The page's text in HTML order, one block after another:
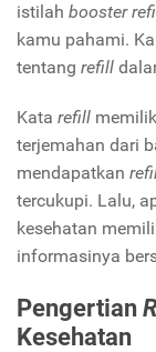
istilah booster
kamu pahami.
tentang refill
Kata refill
terjemahan dari
mendapatkan
tercukupi. Lalu,
kesehatan
informasinya
Pengertian
Kesehatan